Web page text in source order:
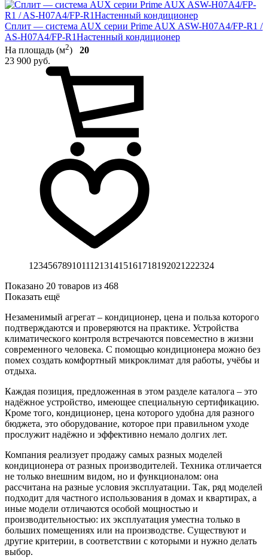
Сплит — система AUX серии Prime AUX ASW-H07A4/FP-R1 /
AS-H07A4/FP-R1Настенный кондиционер
На площадь (м2) 20
23 900 руб.
1 23456789101112131415161718192021 222324
Показано 20 товаров из 468
Показать ещё
Незаменимый агрегат – кондиционер, цена и польза которого
подтверждаются и проверяются на практике. Устройства
климатического контроля встречаются повсеместно в жизни
современного человека. С помощью кондиционера можно без
помех создать комфортный микроклимат для работы, учёбы и
отдыха.
Каждая позиция, предложенная в этом разделе каталога – это
надёжное устройство, имеющее специальную сертификацию.
Кроме того, кондиционер, цена которого удобна для разного
бюджета, это оборудование, которое при правильном уходе
прослужит надёжно и эффективно немало долгих лет.
Компания реализует продажу самых разных моделей
кондиционера от разных производителей. Техника отличается
не только внешним видом, но и функционалом: она
рассчитана на разные условия эксплуатации. Так, ряд моделей
подходит для частного использования в домах и квартирах, а
иные модели отличаются особой мощностью и
производительностью: их эксплуатация уместна только в
больших помещениях или на производстве. Существуют и
другие критерии, в соответствии с которыми и нужно делать
выбор.